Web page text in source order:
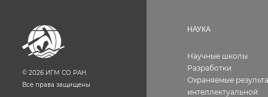
© 2026 ИГМ СО РАН.
Все права защищены
НАУКА
Научные школы
Разработки
Охраняемые
интеллектуальной